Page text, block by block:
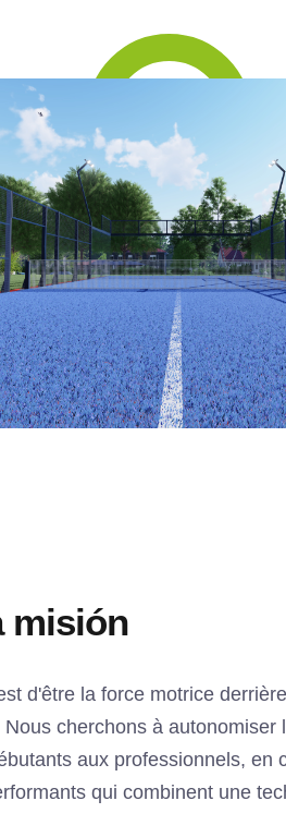
misión
d'être la force motrice
cherchons à autonomiser
aux professionnels, en
qui combinent une